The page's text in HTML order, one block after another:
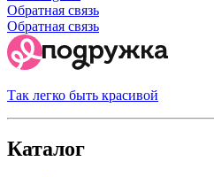
Обратная связь
Обратная связь
Так легко быть красивой
Каталог